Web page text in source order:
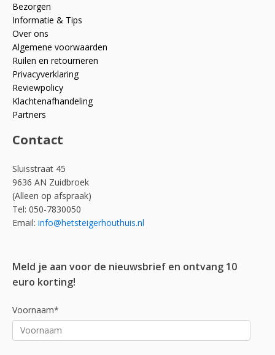
Bezorgen
Informatie & Tips
Over ons
Algemene voorwaarden
Ruilen en retourneren
Privacyverklaring
Reviewpolicy
Klachtenafhandeling
Partners
Contact
Sluisstraat 45
9636 AN Zuidbroek
(Alleen op afspraak)
Tel: 050-7830050
Email: info@hetsteigerhouthuis.nl
Meld je aan voor de nieuwsbrief en ontvang 10
euro korting!
Voornaam*